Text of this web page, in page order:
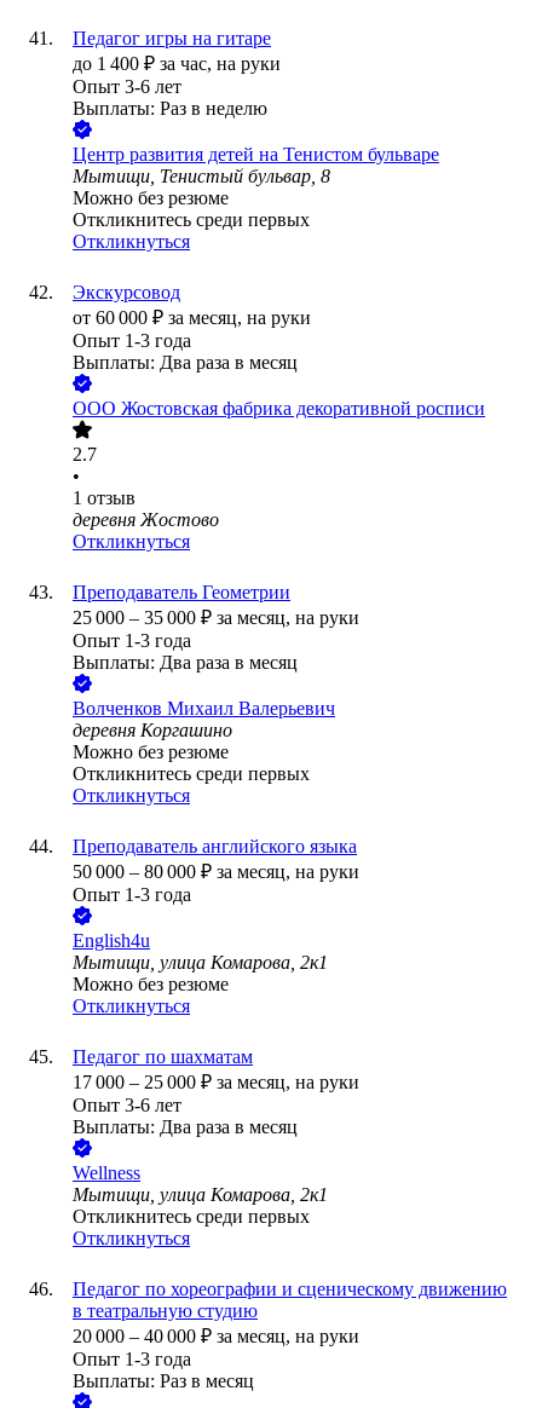
Педагог игры на гитаре
до 1 400 ₽ за час, на руки
Опыт 3-6 лет
Выплаты: Раз в неделю
Центр развития детей на Тенистом бульваре
Мытищи, Тенистый бульвар, 8
Можно без резюме
Откликнитесь среди первых
Откликнуться
Экскурсовод
от 60 000 ₽ за месяц, на руки
Опыт 1-3 года
Выплаты: Два раза в месяц
ООО Жостовская фабрика декоративной росписи
2.7
•
1 отзыв
деревня Жостово
Откликнуться
Преподаватель Геометрии
25 000 – 35 000 ₽ за месяц, на руки
Опыт 1-3 года
Выплаты: Два раза в месяц
Волченков Михаил Валерьевич
деревня Коргашино
Можно без резюме
Откликнитесь среди первых
Откликнуться
Преподаватель английского языка
50 000 – 80 000 ₽ за месяц, на руки
Опыт 1-3 года
Еnglish4u
Мытищи, улица Комарова, 2к1
Можно без резюме
Откликнуться
Педагог по шахматам
17 000 – 25 000 ₽ за месяц, на руки
Опыт 3-6 лет
Выплаты: Два раза в месяц
Wellness
Мытищи, улица Комарова, 2к1
Откликнитесь среди первых
Откликнуться
Педагог по хореографии и сценическому движению
в театральную студию
20 000 – 40 000 ₽ за месяц, на руки
Опыт 1-3 года
Выплаты: Раз в месяц